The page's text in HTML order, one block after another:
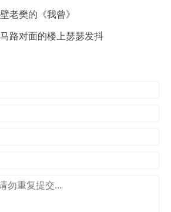
老樊的《我曾》
路对面的楼上瑟瑟发抖